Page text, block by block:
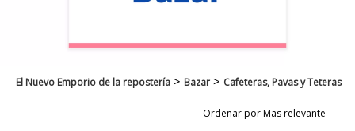
El Nuevo Emporio de la repostería > Bazar > Cafeteras, Pavas y Teteras
Ordenar por Mas relevante